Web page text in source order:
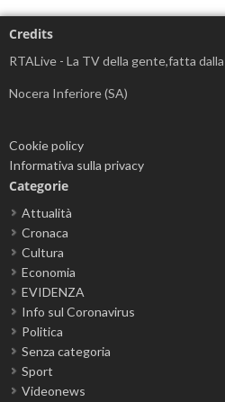
Credits
RTALive - La TV della gente,fatta
Nocera Inferiore (SA)
Cookie policy
Informativa sulla privacy
Categorie
Attualità
Cronaca
Cultura
Economia
EVIDENZA
Info sul Coronavirus
Politica
Senza categoria
Sport
Videonews